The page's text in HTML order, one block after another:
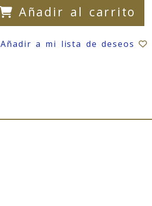
Añadir al carrito
Añadir a mi lista de deseos